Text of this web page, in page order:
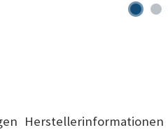
Herstellerinformationen